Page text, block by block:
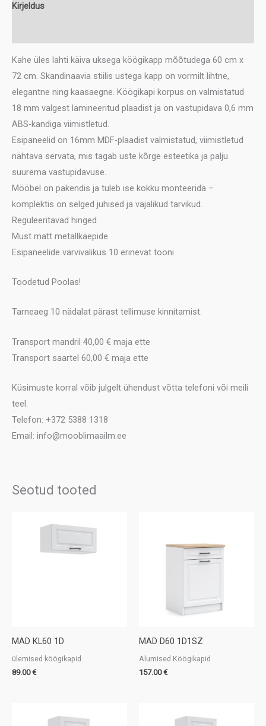
Kirjeldus
Kahe üles lahti käiva uksega köögikapp mõõtudega 60 cm x
72 cm. Skandinaavia stiilis ustega kapp on vormilt lihtne,
elegantne ning kaasaegne. Köögikapi korpus on valmistatud
18 mm valgest lamineeritud plaadist ja on vastupidava 0,6 mm
ABS-kandiga viimistletud.
Esipaneelid on 16mm MDF-plaadist valmistatud, viimistletud
nähtava servata, mis tagab uste kõrge esteetika ja palju
suurema vastupidavuse.
Mööbel on pakendis ja tuleb ise kokku monteerida –
komplektis on selged juhised ja vajalikud tarvikud.
Reguleeritavad hinged
Must matt metallkäepide
Esipaneelide värvivalikus 10 erinevat tooni
Toodetud Poolas!
Tarneaeg 10 nädalat pärast tellimuse kinnitamist.
Transport mandril 40,00 € maja ette
Transport saartel 60,00 € maja ette
Küsimuste korral võib julgelt ühendust võtta telefoni või meili
teel.
Telefon: +372 5388 1318
Email: info@mooblimaailm.ee
Seotud tooted
MAD KL60 1D
ülemised köögikapid
89.00€
MAD D60 1D1SZ
Alumised Köögikapid
157.00€